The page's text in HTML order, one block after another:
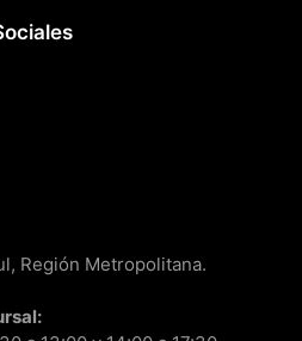
Región Metropolitana.